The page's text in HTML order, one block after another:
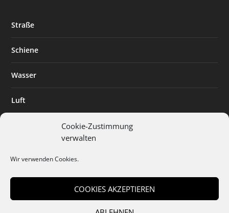
Cookie-Zustimmung
verwalten
Wir verwenden Cookies.
COOKIES AKZEPTIEREN
Straße
Schiene
Wasser
Luft
Digitalisierung